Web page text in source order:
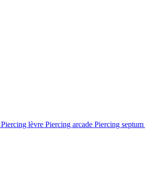
Piercing lèvre Piercing arcade Piercing septum